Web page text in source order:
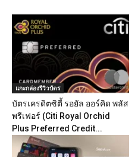
แกะกล่องรีวิวบัตร
บัตรเครดิตซิตี้ รอยัล ออร์คิด พลัส
พรีเฟอร์ (Citi Royal Orchid
Plus Preferred Credit...